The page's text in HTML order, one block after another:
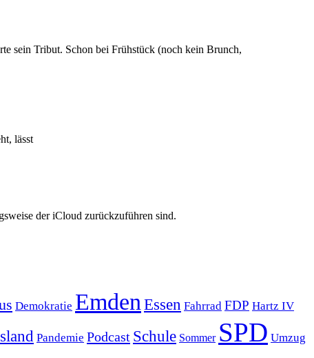
sein Tribut. Schon bei Frühstück (noch kein Brunch,
lässt
der iCloud zurückzuführen sind.
Demokratie Emden Essen Fahrrad FDP Hartz IV
Pandemie Podcast Schule Sommer SPD Umzug